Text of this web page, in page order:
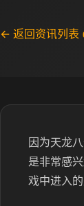
← 返回资讯列表
因为天龙
是非常感
戏中进入